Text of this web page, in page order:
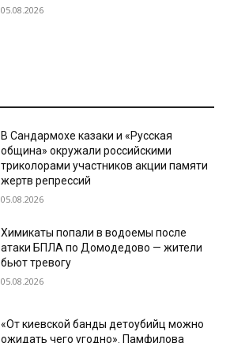
05.08.2026
В Сандармохе казаки и «Русская
община» окружали российскими
триколорами участников акции памяти
жертв репрессий
05.08.2026
Химикаты попали в водоемы после
атаки БПЛА по Домодедово — жители
бьют тревогу
05.08.2026
«От киевской банды детоубийц можно
ожидать чего угодно». Памфилова